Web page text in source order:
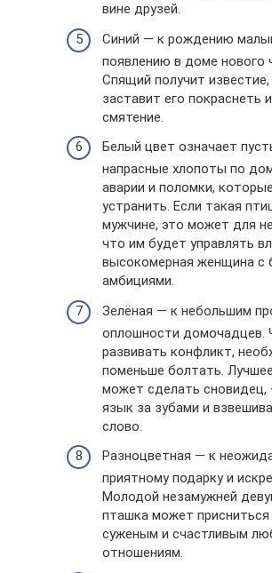
вине друзей.
Синий — к рождению
появлению в доме нового
Спящий получит
заставит его покраснеть
смятение.
Белый цвет означает
напрасные хлопоты по
аварии и поломки,
устранить. Если такая
мужчине, это может для
что им будет управлять
высокомерная женщина с
амбициями.
Зелёная — к небольшим
оплошности домочадцев.
развивать конфликт,
поменьше болтать.
может сделать
язык за зубами и
слово.
Разноцветная — к
приятному подарку и
Молодой незамужней
пташка может присниться
суженым и счастливым
отношениям.